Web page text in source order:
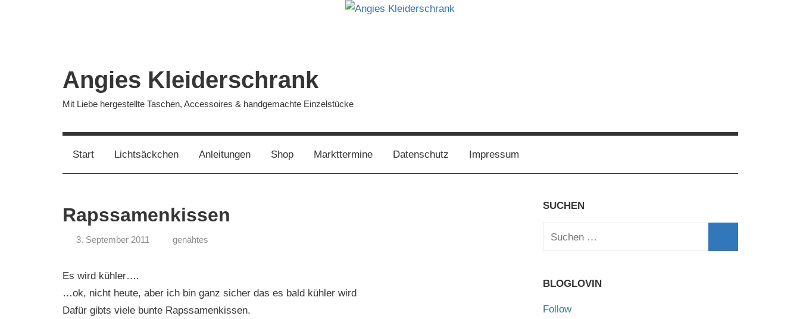
Angies Kleiderschrank
Mit Liebe hergestellte Taschen, Accessoires & handgemachte Einzelstücke
Start Lichtsäckchen Anleitungen Shop Markttermine Datenschutz Impressum
Rapssamenkissen
3. September 2011
genähtes
Es wird kühler….
…ok, nicht heute, aber ich bin ganz sicher das es bald kühler wird
Dafür gibts viele bunte Rapssamenkissen.
SUCHEN
Suchen
nach:
BLOGLOVIN
Follow